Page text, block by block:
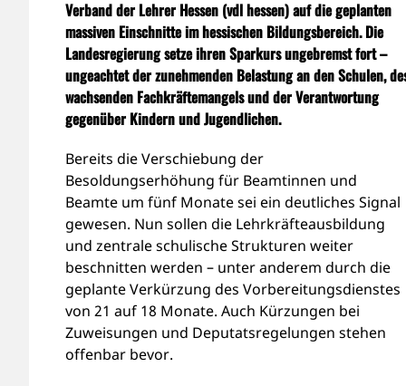
Verband der Lehrer Hessen (vdl hessen) auf die geplanten
massiven Einschnitte im hessischen Bildungsbereich. Die
Landesregierung setze ihren Sparkurs ungebremst fort –
ungeachtet der zunehmenden Belastung an den Schulen,
wachsenden Fachkräftemangels und der Verantwortung
gegenüber Kindern und Jugendlichen.
Bereits die Verschiebung der
Besoldungserhöhung für Beamtinnen und
Beamte um fünf Monate sei ein deutliches Signal
gewesen. Nun sollen die Lehrkräfteausbildung
und zentrale schulische Strukturen weiter
beschnitten werden – unter anderem durch die
geplante Verkürzung des Vorbereitungsdienstes
von 21 auf 18 Monate. Auch Kürzungen bei
Zuweisungen und Deputatsregelungen stehen
offenbar bevor.